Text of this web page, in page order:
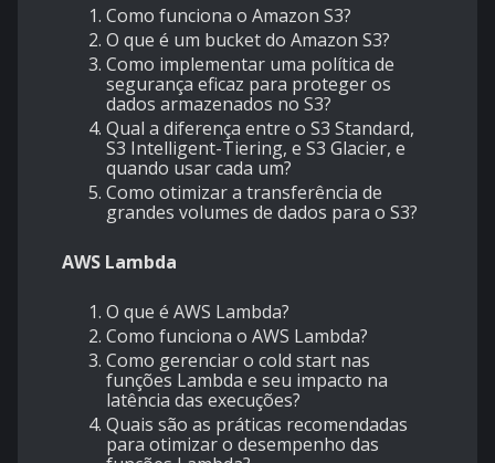
Como funciona o Amazon S3?
O que é um bucket do Amazon S3?
Como implementar uma política de
segurança eficaz para proteger os
dados armazenados no S3?
Qual a diferença entre o S3 Standard,
S3 Intelligent-Tiering, e S3 Glacier, e
quando usar cada um?
Como otimizar a transferência de
grandes volumes de dados para o S3?
AWS Lambda
O que é AWS Lambda?
Como funciona o AWS Lambda?
Como gerenciar o cold start nas
funções Lambda e seu impacto na
latência das execuções?
Quais são as práticas recomendadas
para otimizar o desempenho das